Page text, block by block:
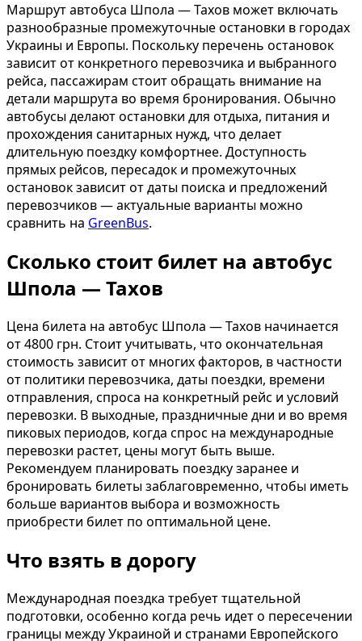
Маршрут автобуса Шпола — Тахов может включать
разнообразные промежуточные остановки в городах
Украины и Европы. Поскольку перечень остановок
зависит от конкретного перевозчика и выбранного
рейса, пассажирам стоит обращать внимание на
детали маршрута во время бронирования. Обычно
автобусы делают остановки для отдыха, питания и
прохождения санитарных нужд, что делает
длительную поездку комфортнее. Доступность
прямых рейсов, пересадок и промежуточных
остановок зависит от даты поиска и предложений
перевозчиков — актуальные варианты можно
сравнить на GreenBus.
Сколько стоит билет на автобус
Шпола — Тахов
Цена билета на автобус Шпола — Тахов начинается
от 4800 грн. Стоит учитывать, что окончательная
стоимость зависит от многих факторов, в частности
от политики перевозчика, даты поездки, времени
отправления, спроса на конкретный рейс и условий
перевозки. В выходные, праздничные дни и во время
пиковых периодов, когда спрос на международные
перевозки растет, цены могут быть выше.
Рекомендуем планировать поездку заранее и
бронировать билеты заблаговременно, чтобы иметь
больше вариантов выбора и возможность
приобрести билет по оптимальной цене.
Что взять в дорогу
Международная поездка требует тщательной
подготовки, особенно когда речь идет о пересечении
границы между Украиной и странами Европейского